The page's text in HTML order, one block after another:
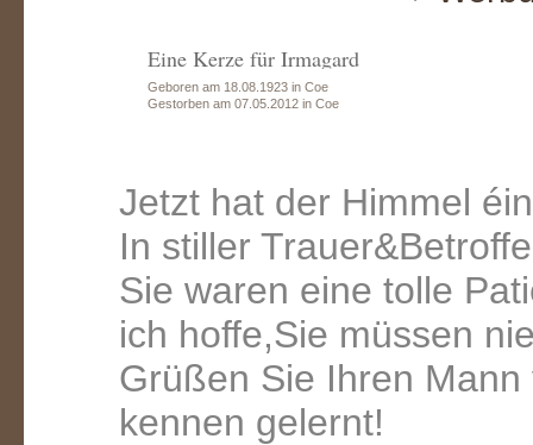
Eine Kerze für Irmagard
Geboren am 18.08.1923 in Coe
Gestorben am 07.05.2012 in Coe
Jetzt hat der Himmel
In stiller
Sie waren eine tolle
ich hoffe,Sie müssen
Grüßen Sie Ihren
kennen gelernt!